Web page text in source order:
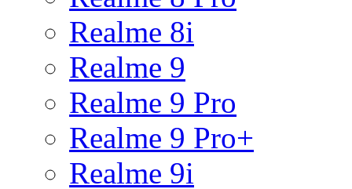
Realme 8i
Realme 9
Realme 9 Pro
Realme 9 Pro+
Realme 9i